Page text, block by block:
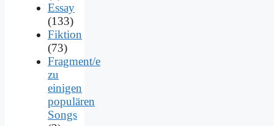
Essay
(133)
Fiktion
(73)
Fragment/e
zu
einigen
populären
Songs